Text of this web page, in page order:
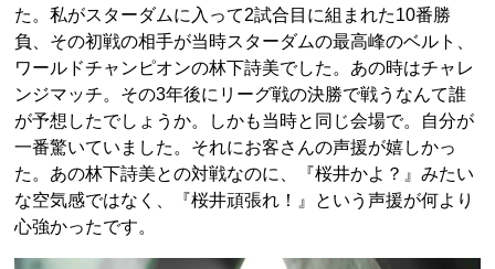
た。私がスターダムに入って2試合目に組まれた10番勝
負、その初戦の相手が当時スターダムの最高峰のベルト、
ワールドチャンピオンの林下詩美でした。あの時はチャレ
ンジマッチ。その3年後にリーグ戦の決勝で戦うなんて誰
が予想したでしょうか。しかも当時と同じ会場で。自分が
一番驚いていました。それにお客さんの声援が嬉しかっ
た。あの林下詩美との対戦なのに、『桜井かよ？』みたい
な空気感ではなく、『桜井頑張れ！』という声援が何より
心強かったです。